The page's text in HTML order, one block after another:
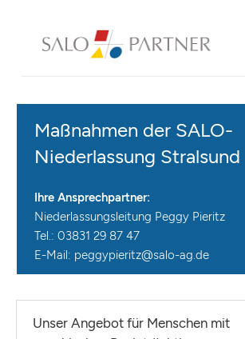
Maßnahmen der SALO-
Niederlassung Stralsund
Ihre Ansprechpartner:
Niederlassungsleitung Peggy Pieritz
Tel.: 03831 29 87 47
E-Mail: peggypieritz@salo-ag.de
Unser Angebot für Menschen mit